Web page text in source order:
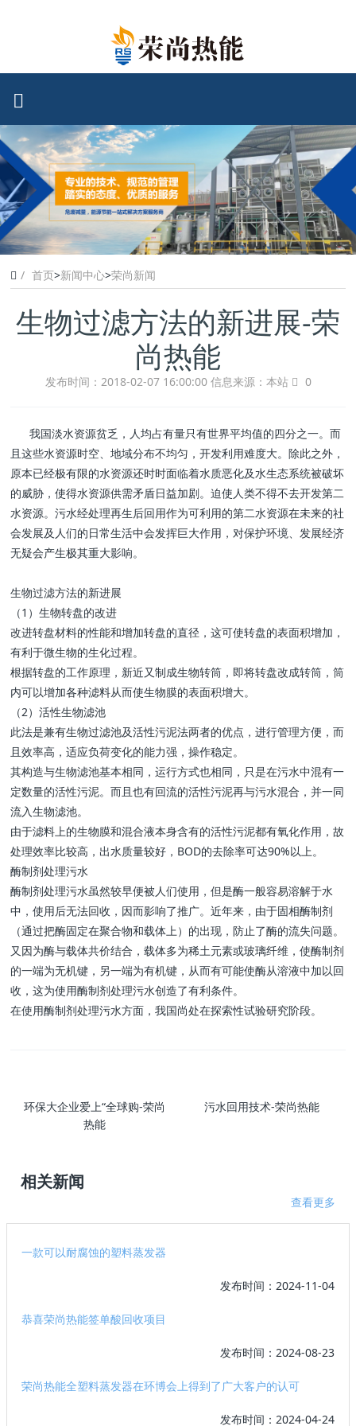
首页>新闻中心>荣尚新闻
生物过滤方法的新进展-荣
尚热能
发布时间：2018-02-07 16:00:00 信息来源：本站 0
我国淡水资源贫乏，人均占有量只有世界平均值的四分之一。而
且这些水资源时空、地域分布不均匀，开发利用难度大。除此之外，
原本已经极有限的水资源还时时面临着水质恶化及水生态系统被破坏
的威胁，使得水资源供需矛盾日益加剧。迫使人类不得不去开发第二
水资源。污水经处理再生后回用作为可利用的第二水资源在未来的社
会发展及人们的日常生活中会发挥巨大作用，对保护环境、发展经济
无疑会产生极其重大影响。
生物过滤方法的新进展
（1）生物转盘的改进
改进转盘材料的性能和增加转盘的直径，这可使转盘的表面积增加，
有利于微生物的生化过程。
根据转盘的工作原理，新近又制成生物转筒，即将转盘改成转筒，筒
内可以增加各种滤料从而使生物膜的表面积增大。
（2）活性生物滤池
此法是兼有生物过滤池及活性污泥法两者的优点，进行管理方便，而
且效率高，适应负荷变化的能力强，操作稳定。
其构造与生物滤池基本相同，运行方式也相同，只是在污水中混有一
定数量的活性污泥。而且也有回流的活性污泥再与污水混合，并一同
流入生物滤池。
由于滤料上的生物膜和混合液本身含有的活性污泥都有氧化作用，故
处理效率比较高，出水质量较好，BOD的去除率可达90%以上。
酶制剂处理污水
酶制剂处理污水虽然较早便被人们使用，但是酶一般容易溶解于水
中，使用后无法回收，因而影响了推广。近年来，由于固相酶制剂
（通过把酶固定在聚合物和载体上）的出现，防止了酶的流失问题。
又因为酶与载体共价结合，载体多为稀土元素或玻璃纤维，使酶制剂
的一端为无机键，另一端为有机键，从而有可能使酶从溶液中加以回
收，这为使用酶制剂处理污水创造了有利条件。
在使用酶制剂处理污水方面，我国尚处在探索性试验研究阶段。
环保大企业爱上“全球购-荣尚
热能
污水回用技术-荣尚热能
相关新闻
查看更多
一款可以耐腐蚀的塑料蒸发器
发布时间：2024-11-04
恭喜荣尚热能签单酸回收项目
发布时间：2024-08-23
荣尚热能全塑料蒸发器在环博会上得到了广大客户的认可
发布时间：2024-04-24